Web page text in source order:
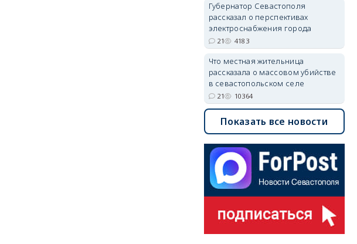
Губернатор Севастополя
рассказал о перспективах
электроснабжения города
21 4183
Что местная жительница
рассказала о массовом убийстве
в севастопольском селе
21 10364
Показать все новости